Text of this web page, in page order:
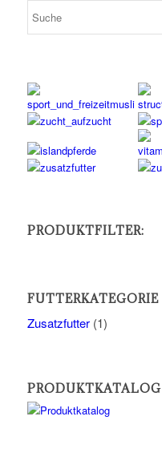
PRODUKTFILTER:
FUTTERKATEGORIE
Zusatzfutter (1)
PRODUKTKATALOG